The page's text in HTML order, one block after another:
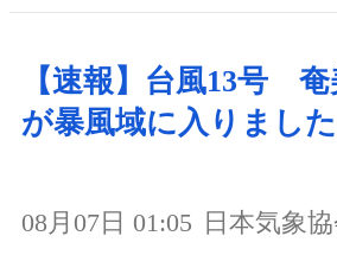
【速報】台風13号 奄
が暴風域に入りました
08月07日 01:05 日本気象